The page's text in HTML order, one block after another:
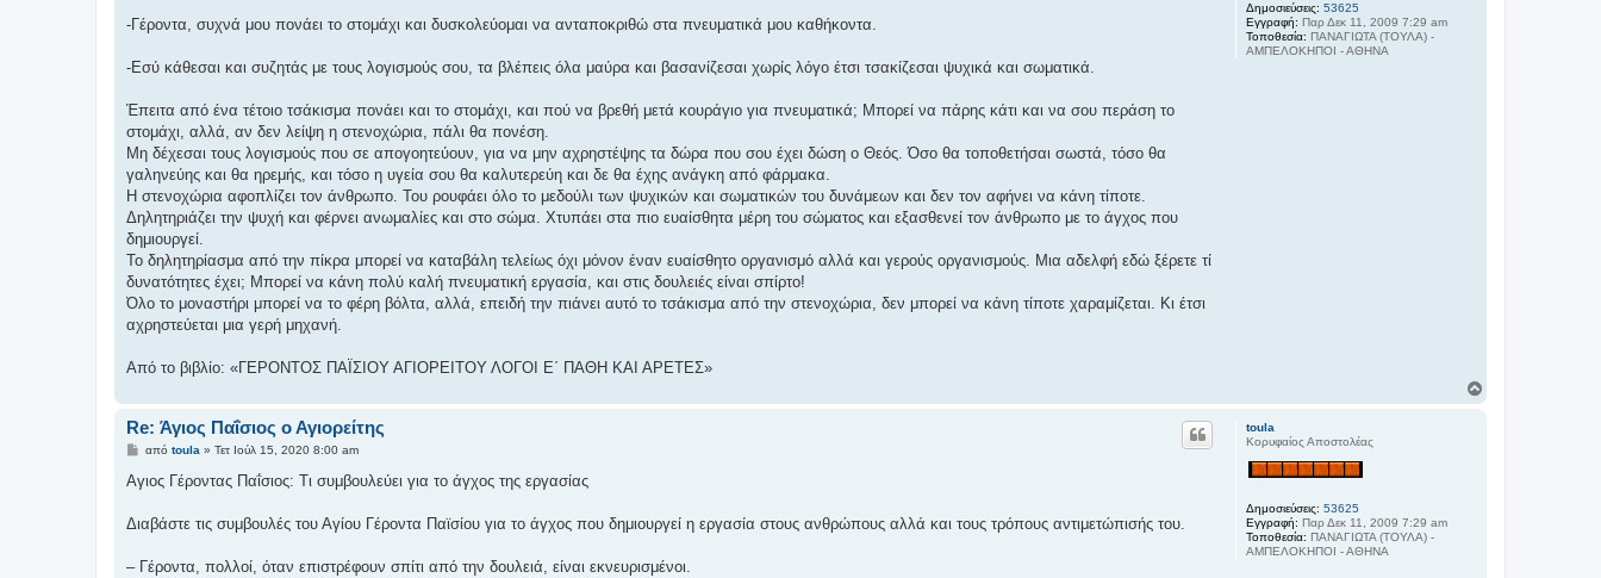
Δημοσιεύσεις: 53625
Εγγραφή: Παρ Δεκ 11, 2009 7:29 am
Τοποθεσία: ΠΑΝΑΓΙΩΤΑ (ΤΟΥΛΑ) -
ΑΜΠΕΛΟΚΗΠΟΙ - ΑΘΗΝΑ
ί
σ
-Γέροντα, συχνά μου πονάει το στομάχι και δυσκολεύομαι να ανταποκριθώ στα πνευματικά μου καθήκοντα.
-Εσύ κάθεσαι και συζητάς με τους λογισμούς σου, τα βλέπεις όλα μαύρα και βασανίζεσαι χωρίς λόγο έτσι τσακίζεσαι ψυχικά και σωματικά.
Έπειτα από ένα τέτοιο τσάκισμα πονάει και το στομάχι, και πού να βρεθή μετά κουράγιο για πνευματικά; Μπορεί να πάρης κάτι και να σου περάση το
στομάχι, αλλά, αν δεν λείψη η στενοχώρια, πάλι θα πονέση.
Μη δέχεσαι τους λογισμούς που σε απογοητεύουν, για να μην αχρηστέψης τα δώρα που σου έχει δώση ο Θεός. Όσο θα τοποθετήσαι σωστά, τόσο θα
γαληνεύης και θα ηρεμής, και τόσο η υγεία σου θα καλυτερεύη και δε θα έχης ανάγκη από φάρμακα.
Η στενοχώρια αφοπλίζει τον άνθρωπο. Του ρουφάει όλο το μεδούλι των ψυχικών και σωματικών του δυνάμεων και δεν τον αφήνει να κάνη τίποτε.
Δηλητηριάζει την ψυχή και φέρνει ανωμαλίες και στο σώμα. Χτυπάει στα πιο ευαίσθητα μέρη του σώματος και εξασθενεί τον άνθρωπο με το άγχος που
δημιουργεί.
Το δηλητηρίασμα από την πίκρα μπορεί να καταβάλη τελείως όχι μόνον έναν ευαίσθητο οργανισμό αλλά και γερούς οργανισμούς. Μια αδελφή εδώ ξέρετε τί
δυνατότητες έχει; Μπορεί να κάνη πολύ καλή πνευματική εργασία, και στις δουλειές είναι σπίρτο!
Όλο το μοναστήρι μπορεί να το φέρη βόλτα, αλλά, επειδή την πιάνει αυτό το τσάκισμα από την στενοχώρια, δεν μπορεί να κάνη τίποτε χαραμίζεται. Κι έτσι
αχρηστεύεται μια γερή μηχανή.
Από το βιβλίο: «ΓΕΡΟΝΤΟΣ ΠΑΪΣΙΟΥ ΑΓΙΟΡΕΙΤΟΥ ΛΟΓΟΙ Ε΄ ΠΑΘΗ ΚΑΙ ΑΡΕΤΕΣ»
toula
Κορυφαίος Αποστολέας
Δημοσιεύσεις: 53625
Εγγραφή: Παρ Δεκ 11, 2009 7:29 am
Τοποθεσία: ΠΑΝΑΓΙΩΤΑ (ΤΟΥΛΑ) -
ΑΜΠΕΛΟΚΗΠΟΙ - ΑΘΗΝΑ
Re: Άγιος Παΐσιος ο Αγιορείτης
Δ
μ
ο
ί
σ
από toula » Τετ Ιούλ 15, 2020 8:00 am
Αγιος Γέροντας Παΐσιος: Τι συμβουλεύει για το άγχος της εργασίας
Διαβάστε τις συμβουλές του Αγίου Γέροντα Παϊσίου για το άγχος που δημιουργεί η εργασία στους ανθρώπους αλλά και τους τρόπους αντιμετώπισής του.
– Γέροντα, πολλοί, όταν επιστρέφουν σπίτι από την δουλειά, είναι εκνευρισμένοι.